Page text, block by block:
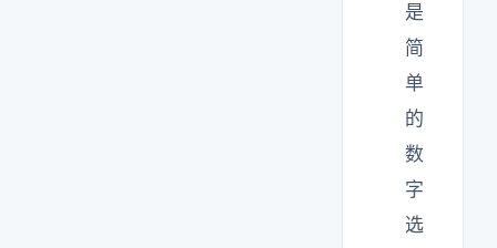
是
简
单
的
数
字
选